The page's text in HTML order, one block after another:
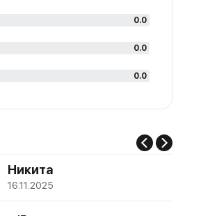
0.0
0.0
0.0
Никита
16.11.2025